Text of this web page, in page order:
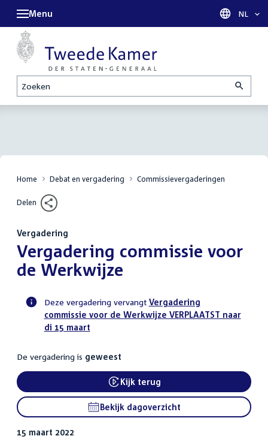
Zoeken
Menu Taal
NL
Home Debat en vergadering Commissievergaderingen
Delen
Vergadering
:Vergadering commissie voor
de Werkwijze
Voortgangsstatus
commissie
activiteit
Deze vergadering vervangt Vergadering
commissie voor de Werkwijze VERPLAATST naar
di 15 maart
De vergadering is geweest
External link:
Kijk terug
Bekijk dagoverzicht
15 maart 2022